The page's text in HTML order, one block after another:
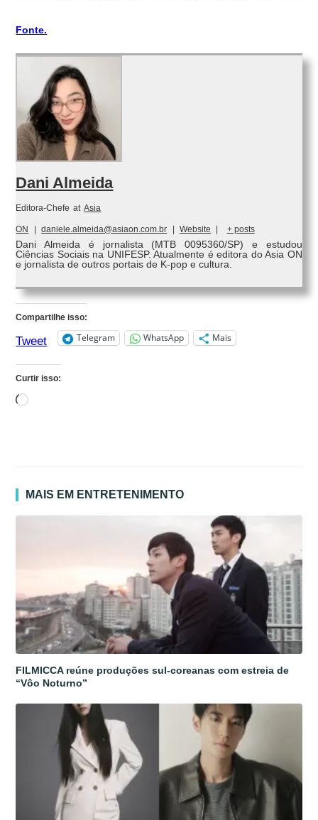
Fonte.
Dani Almeida
Editora-Chefe at Asia
ON | daniele.almeida@asiaon.com.br | Website | + posts
Dani Almeida é jornalista (MTB 0095360/SP) e estudou
Ciências Sociais na UNIFESP. Atualmente é editora do Asia ON
e jornalista de outros portais de K-pop e cultura.
Compartilhe isso:
Tweet Telegram WhatsApp Mais
Curtir isso:
Carregando...
MAIS EM ENTRETENIMENTO
FILMICCA reúne produções sul-coreanas com estreia de
“Vôo Noturno”